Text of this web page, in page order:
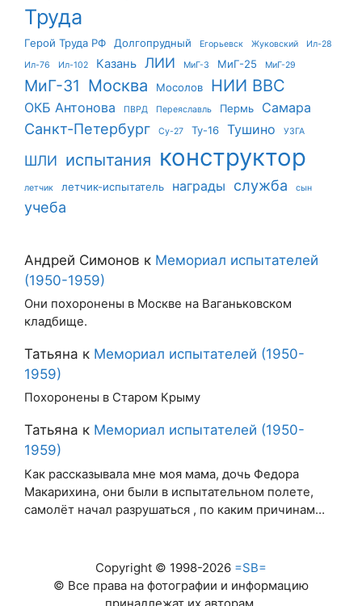
Труда
Герой Труда РФ Долгопрудный Егорьевск Жуковский
Ил-28
Ил-76
Ил-102 Казань ЛИИ МиГ-3 МиГ-25 МиГ-29
МиГ-31 Москва Мосолов НИИ ВВС
ОКБ Антонова ПВРД Переяславль Пермь Самара
Санкт-Петербург Су-27 Ту-16 Тушино УЗГА
ШЛИ испытания конструктор
летчик летчик-испытатель награды служба сын
учеба
Андрей Симонов к Мемориал испытателей
(1950-1959)
Они похоронены в Москве на Ваганьковском
кладбище.
Татьяна к Мемориал испытателей (1950-
1959)
Похоронены в Старом Крыму
Татьяна к Мемориал испытателей (1950-
1959)
Как рассказывала мне моя мама, дочь Федора
Макарихина, они были в испытательном полете,
самолёт начал разрушаться , по каким причинам…
Copyright © 1998-2026 =SB=
© Все права на фотографии и информацию
принадлежат их авторам.